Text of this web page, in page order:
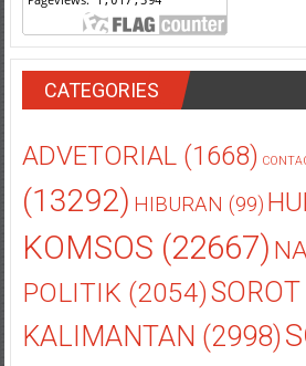
CATEGORIES
ADVETORIAL(1668)
(13292) HIBURAN (99)
KOMSOS (22667)
POLITIK(2054)SOROT
KALIMANTAN (2998)